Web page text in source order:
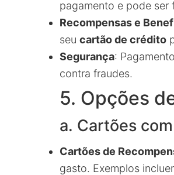
pagamento e pode ser
Recompensas e
seu cartão de crédito
Segurança:
contra fraudes.
5. Opções
a. Cartões
Cartões de
gasto. Exemplos